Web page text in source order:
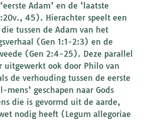
Adam’ en de ‘laatste
45). Hierachter speelt een
tussen de Adam van het
(Gen 1:1-2:3) en de
(Gen 2:4-25). Deze parallel
uitgewerkt ook door Philo van
de verhouding tussen de eerste
mens’ geschapen naar Gods
die is gevormd uit de aarde,
nodig heeft (Legum allegoriae